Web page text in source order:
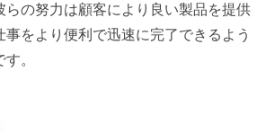
らの努力は顧客により良い製品を提供
事をより便利で迅速に完了できるよう
。